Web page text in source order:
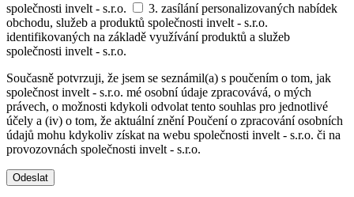
společnosti invelt - s.r.o.
3. zasílání personalizovaných nabídek
obchodu, služeb a produktů společnosti invelt - s.r.o.
identifikovaných na základě využívání produktů a služeb
společnosti invelt - s.r.o.
Současně potvrzuji, že jsem se seznámil(a) s poučením o tom, jak
společnost invelt - s.r.o. mé osobní údaje zpracovává, o mých
právech, o možnosti kdykoli odvolat tento souhlas pro jednotlivé
účely a (iv) o tom, že aktuální znění Poučení o zpracování osobních
údajů mohu kdykoliv získat na webu společnosti invelt - s.r.o. či na
provozovnách společnosti invelt - s.r.o.
Odeslat